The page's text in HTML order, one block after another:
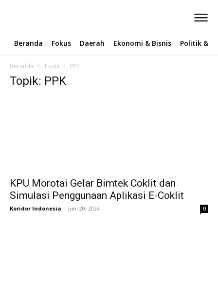
Beranda Fokus Daerah Ekonomi & Bisnis Politik &
Beranda Topik PPK
Topik: PPK
KPU Morotai Gelar Bimtek Coklit dan
Simulasi Penggunaan Aplikasi E-Coklit
Koridor Indonesia - Juni 20, 2024 0